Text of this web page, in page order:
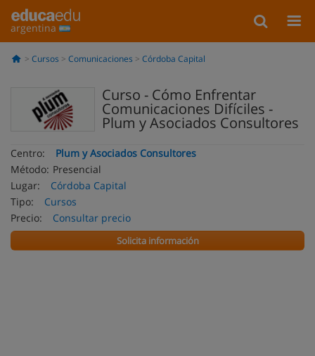
argentina
Cursos Comunicaciones Córdoba Capital
Curso - Cómo Enfrentar
Comunicaciones Difíciles -
Plum y Asociados Consultores
Centro:
Plum y Asociados Consultores
Método: Presencial
Lugar:
Córdoba Capital
Tipo:
Cursos
Precio:
Consultar precio
Solicita información